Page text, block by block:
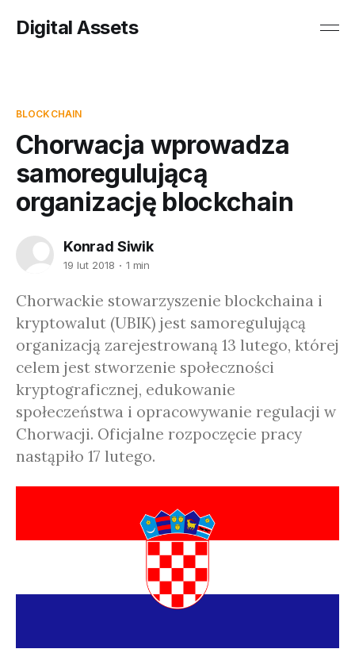
Digital Assets
BLOCKCHAIN
Chorwacja wprowadza
samoregulującą
organizację blockchain
Konrad Siwik
19 lut 2018 1 min
Chorwackie stowarzyszenie blockchaina i
kryptowalut (UBIK) jest samoregulującą
organizacją zarejestrowaną 13 lutego, której
celem jest stworzenie społeczności
kryptograficznej, edukowanie
społeczeństwa i opracowywanie regulacji w
Chorwacji. Oficjalne rozpoczęcie pracy
nastąpiło 17 lutego.